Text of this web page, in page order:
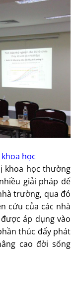
học
khoa học thường
giải pháp để
trường, qua đó
cứu của các nhà
áp dụng vào
thúc đẩy phát
cao đời sống